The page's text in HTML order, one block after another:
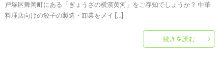
戸塚区舞岡町にある「ぎょうざの横濱黄河」をご存知でしょうか？ 中華
料理店向けの餃子の製造・卸業をメイ […]
続きを読む